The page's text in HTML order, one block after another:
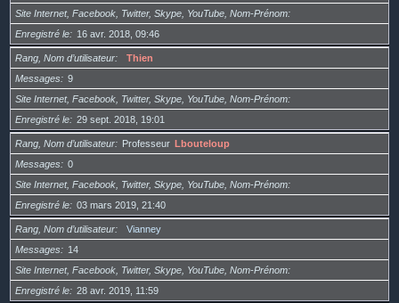
Site Internet, Facebook, Twitter, Skype, YouTube, Nom-Prénom
Enregistré le
16 avr. 2018, 09:46
Rang, Nom d’utilisateur
Thien
Messages
9
Site Internet, Facebook, Twitter, Skype, YouTube, Nom-Prénom
Enregistré le
29 sept. 2018, 19:01
Rang, Nom d’utilisateur Professeur Lbouteloup
Messages
0
Site Internet, Facebook, Twitter, Skype, YouTube, Nom-Prénom
Enregistré le
03 mars 2019, 21:40
Rang, Nom d’utilisateur
Vianney
Messages
14
Site Internet, Facebook, Twitter, Skype, YouTube, Nom-Prénom
Enregistré le
28 avr. 2019, 11:59